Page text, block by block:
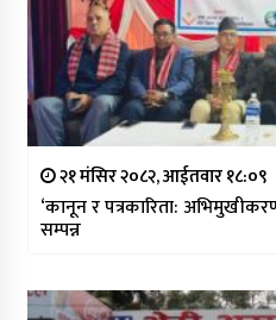
२१ मंसिर २०८२, आईतवार १८:०९
‘कानून र पत्रकारिता:
सम्पन्न